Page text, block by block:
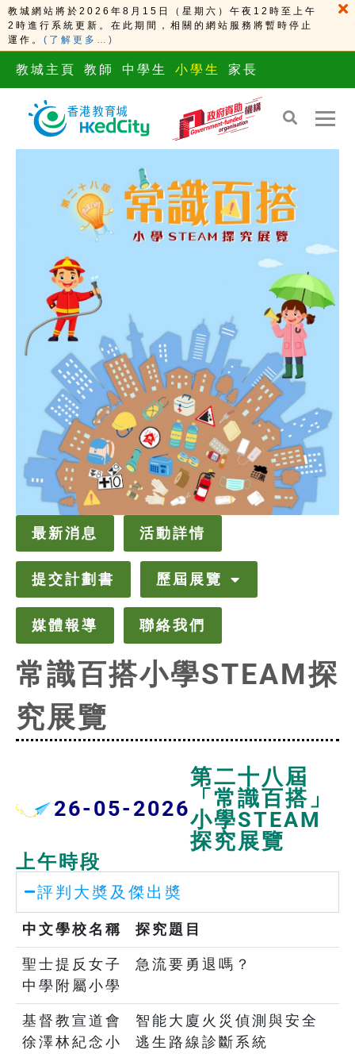
教城網站將於2026年8月15日（星期六）午夜12時至上午
2時進行系統更新。在此期間，相關的網站服務將暫時停止
運作。 (了解更多…)
教城主頁 教師 中學生 小學生 家長
最新消息 活動詳情
提交計劃書 歷屆展覽
媒體報導 聯絡我們
常識百搭小學STEAM探
究展覽​
26-05-2026
第二十八屆
「常識百搭」
小學STEAM
探究展覽
上午時段
評判大奬及傑出奬
中文學校名稱 探究題目
聖士提反女子
中學附屬小學
急流要勇退嗎？
基督教宣道會
徐澤林紀念小
智能大廈火災偵測與安全
逃生路線診斷系統